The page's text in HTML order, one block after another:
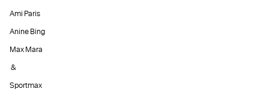
Ami Paris
Anine Bing
Max Mara
&
Sportmax